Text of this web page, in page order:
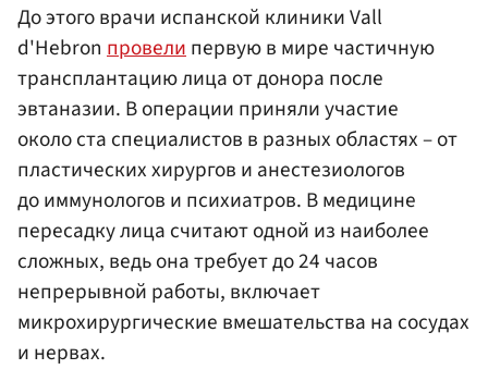
До этого врачи испанской клиники Vall
d'Hebron провелипервую в мире частичную
трансплантацию лица от донора после
эвтаназии. В операции приняли участие
около ста специалистов в разных областях – от
пластических хирургов и анестезиологов
до иммунологов и психиатров. В медицине
пересадку лица считают одной из наиболее
сложных, ведь она требует до 24 часов
непрерывной работы, включает
микрохирургические вмешательства на сосудах
и нервах.